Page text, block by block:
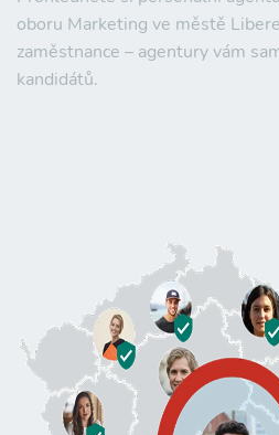
oboru Marketing ve městě
zaměstnance – agentury vám
kandidátů.